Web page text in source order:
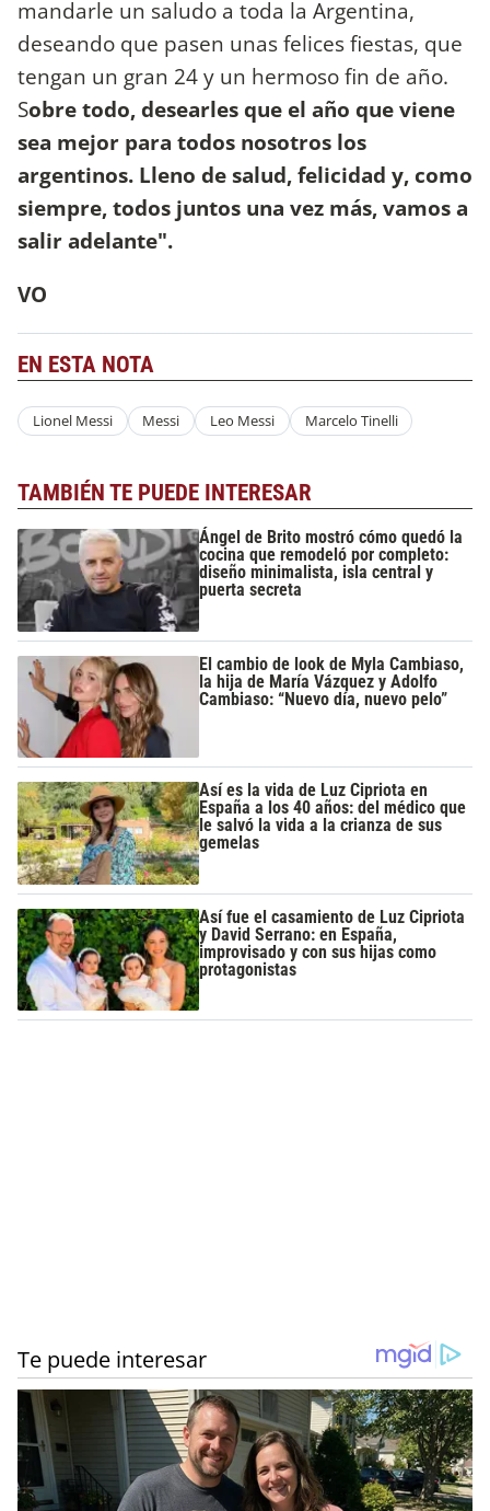
mandarle un saludo a toda la Argentina,
deseando que pasen unas felices fiestas, que
tengan un gran 24 y un hermoso fin de año.
Sobre todo, desearles que el año que viene
sea mejor para todos nosotros los
argentinos. Lleno de salud, felicidad y, como
siempre, todos juntos una vez más, vamos a
salir adelante".
VO
EN ESTA NOTA
Lionel Messi Messi Leo Messi Marcelo Tinelli
TAMBIÉN TE PUEDE INTERESAR
Ángel de Brito mostró cómo quedó la
cocina que remodeló por completo:
diseño minimalista, isla central y
puerta secreta
El cambio de look de Myla Cambiaso,
la hija de María Vázquez y Adolfo
Cambiaso: “Nuevo día, nuevo pelo”
Así es la vida de Luz Cipriota en
España a los 40 años: del médico que
le salvó la vida a la crianza de sus
gemelas
Así fue el casamiento de Luz Cipriota
y David Serrano: en España,
improvisado y con sus hijas como
protagonistas